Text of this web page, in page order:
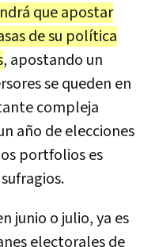
que apostar
de su política
, apostando un
se queden en
compleja
año de elecciones
portfolios es
junio o julio, ya es
electorales de